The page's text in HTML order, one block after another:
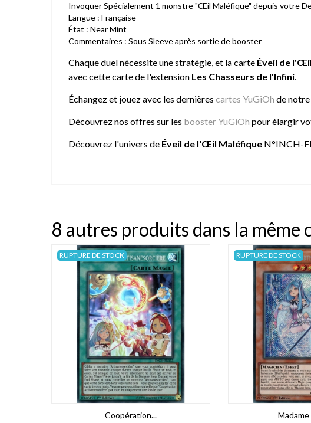
Invoquer Spécialement 1 monstre "Œil Maléfique" depuis votre
Langue : Française
État : Near Mint
Commentaires : Sous Sleeve après sortie de booster
Chaque duel nécessite une stratégie, et la carte Éveil de
avec cette carte de l'extension Les Chasseurs de l'Infini.
Échangez et jouez avec les dernières cartes YuGiOh de
Découvrez nos offres sur les booster YuGiOh pour élargir
Découvrez l'univers de Éveil de l'Œil Maléfique N°INCH-
8 autres produits dans la même
Coopération...
RUPTURE DE STOCK
Madame
RUPTURE DE STOCK